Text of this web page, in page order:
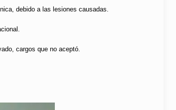
debido a las lesiones causadas.
cargos que no aceptó.